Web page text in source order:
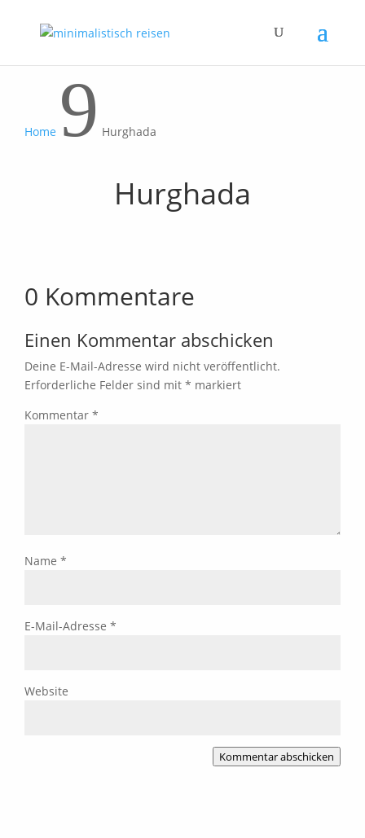
Home 9 Hurghada
Hurghada
0 Kommentare
Einen Kommentar abschicken
Deine E-Mail-Adresse wird nicht veröffentlicht.
Erforderliche Felder sind mit * markiert
Kommentar *
Name *
E-Mail-Adresse *
Website
Kommentar abschicken